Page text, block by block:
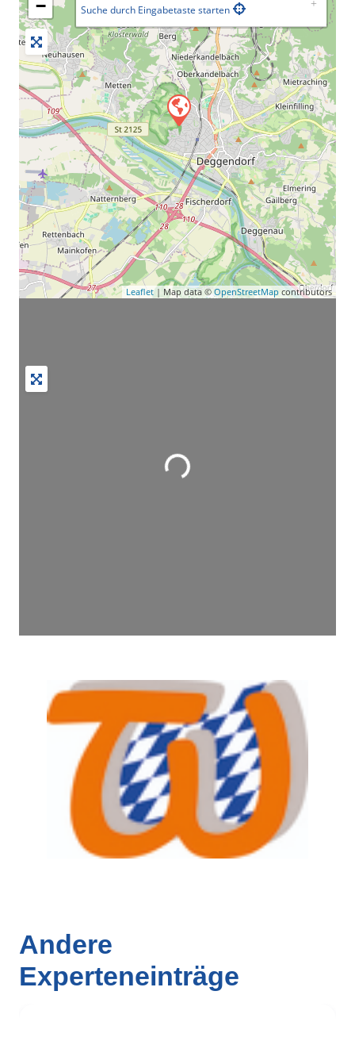
−
Suche durch Eingabetaste starten
Leaflet| Map data © OpenStreetMap contributors
Wird geladen …
Andere
Experteneinträge